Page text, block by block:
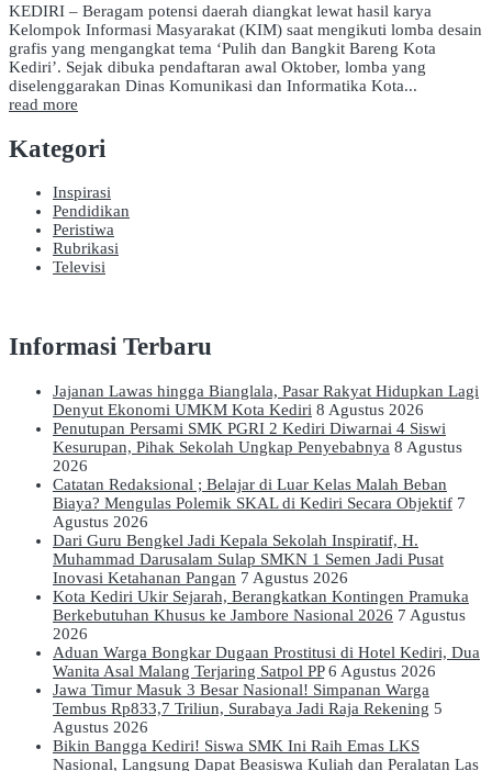
KEDIRI – Beragam potensi daerah diangkat lewat hasil karya
Kelompok Informasi Masyarakat (KIM) saat mengikuti lomba desain
grafis yang mengangkat tema ‘Pulih dan Bangkit Bareng Kota
Kediri’. Sejak dibuka pendaftaran awal Oktober, lomba yang
diselenggarakan Dinas Komunikasi dan Informatika Kota...
read more
Kategori
Inspirasi
Pendidikan
Peristiwa
Rubrikasi
Televisi
Informasi Terbaru
Jajanan Lawas hingga Bianglala, Pasar Rakyat Hidupkan Lagi
Denyut Ekonomi UMKM Kota Kediri 8 Agustus 2026
Penutupan Persami SMK PGRI 2 Kediri Diwarnai 4 Siswi
Kesurupan, Pihak Sekolah Ungkap Penyebabnya 8 Agustus
2026
Catatan Redaksional ; Belajar di Luar Kelas Malah Beban
Biaya? Mengulas Polemik SKAL di Kediri Secara Objektif 7
Agustus 2026
Dari Guru Bengkel Jadi Kepala Sekolah Inspiratif, H.
Muhammad Darusalam Sulap SMKN 1 Semen Jadi Pusat
Inovasi Ketahanan Pangan 7 Agustus 2026
Kota Kediri Ukir Sejarah, Berangkatkan Kontingen Pramuka
Berkebutuhan Khusus ke Jambore Nasional 2026 7 Agustus
2026
Aduan Warga Bongkar Dugaan Prostitusi di Hotel Kediri, Dua
Wanita Asal Malang Terjaring Satpol PP 6 Agustus 2026
Jawa Timur Masuk 3 Besar Nasional! Simpanan Warga
Tembus Rp833,7 Triliun, Surabaya Jadi Raja Rekening 5
Agustus 2026
Bikin Bangga Kediri! Siswa SMK Ini Raih Emas LKS
Nasional, Langsung Dapat Beasiswa Kuliah dan Peralatan Las